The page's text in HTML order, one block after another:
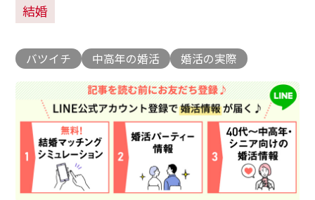
結婚
バツイチ 中高年の婚活 婚活の実際